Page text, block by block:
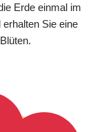
Erde einmal im
Sie eine